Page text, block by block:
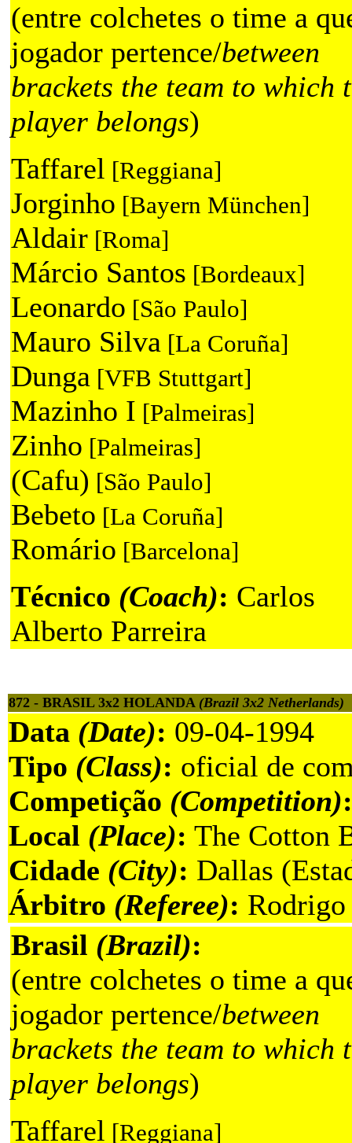
(entre colchetes o time a
jogador pertence/between
brackets the team to which
player belongs)
Taffarel [Reggiana]
Jorginho [Bayern München]
Aldair [Roma]
Márcio Santos [Bordeaux]
Leonardo [São Paulo]
Mauro Silva [La Coruña]
Dunga [VFB Stuttgart]
Mazinho I [Palmeiras]
Zinho [Palmeiras]
(Cafu) [São Paulo]
Bebeto [La Coruña]
Romário [Barcelona]
Técnico (Coach): Carlos
Alberto Parreira
872 - BRASIL 3x2 HOLANDA (Brazil 3x2 Netherlands)
Data (Date): 09-04-1994
Tipo (Class): oficial de
Competição (Competition)
Local (Place): The Cotton
Cidade (City): Dallas
Árbitro (Referee):
Brasil (Brazil):
(entre colchetes o time a
jogador pertence/between
brackets the team to which
player belongs)
Taffarel [Reggiana]